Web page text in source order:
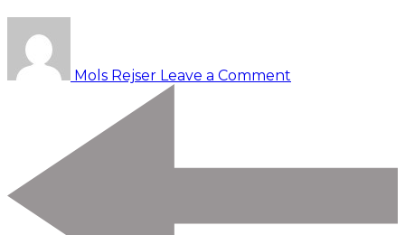
Mols Rejser Leave a Comment